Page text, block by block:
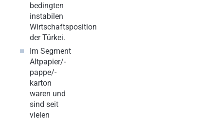
bedingten
instabilen
Wirtschaftsposition
der Türkei.
Im Segment
Altpapier/-
pappe/-
karton
waren und
sind seit
vielen